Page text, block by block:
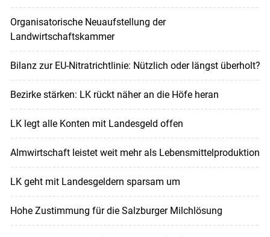
Organisatorische Neuaufstellung der
Landwirtschaftskammer
Bilanz zur EU-Nitratrichtlinie: Nützlich oder längst überholt?
Bezirke stärken: LK rückt näher an die Höfe heran
LK legt alle Konten mit Landesgeld offen
Almwirtschaft leistet weit mehr als Lebensmittelproduktion
LK geht mit Landesgeldern sparsam um
Hohe Zustimmung für die Salzburger Milchlösung